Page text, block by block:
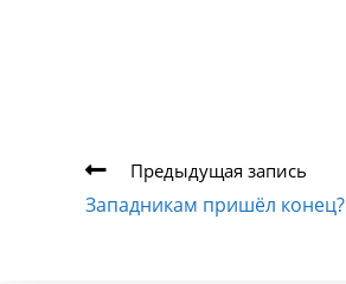
Еще
статьи
Предыдущая запись
Западникам пришёл конец?